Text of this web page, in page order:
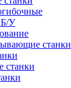
Б/У
станки
станки